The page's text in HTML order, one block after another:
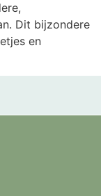
Dit bijzondere
en